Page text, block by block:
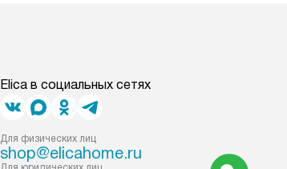
Elica в социальных сетях
Для физических лиц
shop@elicahome.ru